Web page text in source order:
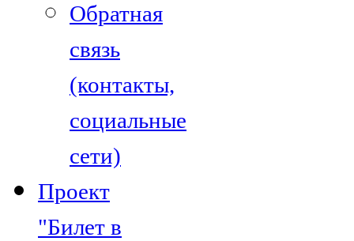
Обратная
связь
(контакты,
социальные
сети)
Проект
"Билет в